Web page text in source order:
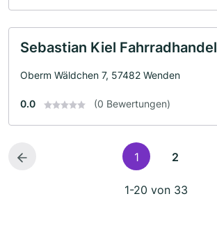
Sebastian Kiel Fahrradhandel
Oberm Wäldchen 7, 57482 Wenden
0.0 (0 Bewertungen)
1 2
1-20 von 33